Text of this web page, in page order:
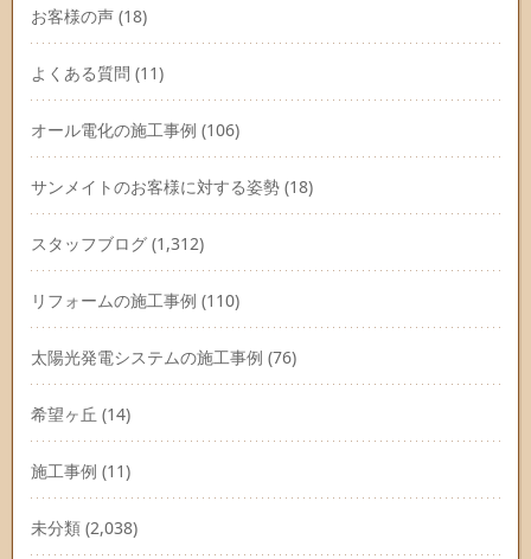
お客様の声 (18)
よくある質問 (11)
オール電化の施工事例 (106)
サンメイトのお客様に対する姿勢 (18)
スタッフブログ (1,312)
リフォームの施工事例 (110)
太陽光発電システムの施工事例 (76)
希望ヶ丘 (14)
施工事例 (11)
未分類 (2,038)